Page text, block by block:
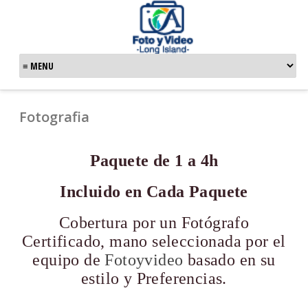
Fotografia
Paquete de 1 a 4h
Incluido en Cada Paquete
Cobertura por un Fotógrafo
Certificado, mano seleccionada por el
equipo deFotoyvideo basado en su
estilo y Preferencias.